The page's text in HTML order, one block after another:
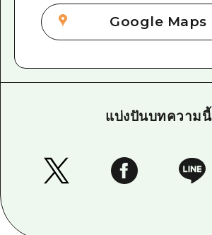
Google Maps
แบ่งปันบทความนี้